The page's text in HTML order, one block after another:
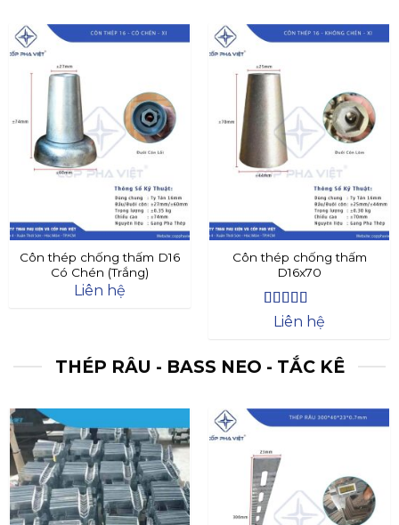
Côn thép chống thấm D16
Có Chén (Trắng)
Liên hệ
Côn thép chống thấm
D16x70
Được xếp
5
Liên hệ
THÉP RÂU - BASS NEO - TẮC KÊ